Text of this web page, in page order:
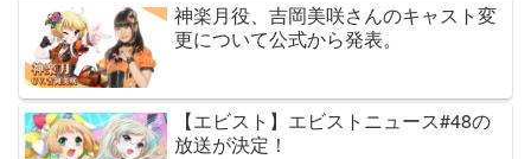
神楽月役、吉岡美咲さんのキャスト変
更について公式から発表。
【エビスト】エビストニュース#48の
放送が決定！